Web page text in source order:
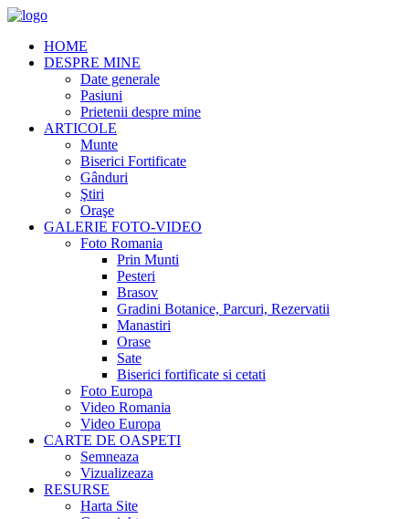
HOME
DESPRE MINE
Date generale
Pasiuni
Prietenii despre mine
ARTICOLE
Munte
Biserici Fortificate
Gânduri
Ştiri
Oraşe
GALERIE FOTO-VIDEO
Foto Romania
Prin Munti
Pesteri
Brasov
Gradini Botanice, Parcuri, Rezervatii
Manastiri
Orase
Sate
Biserici fortificate si cetati
Foto Europa
Video Romania
Video Europa
CARTE DE OASPETI
Semneaza
Vizualizeaza
RESURSE
Harta Site